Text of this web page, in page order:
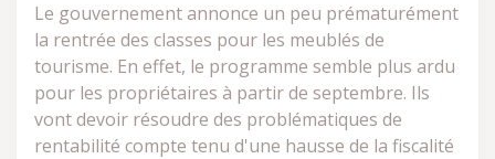
Le gouvernement annonce un peu prématurément
la rentrée des classes pour les meublés de
tourisme. En effet, le programme semble plus ardu
pour les propriétaires à partir de septembre. Ils
vont devoir résoudre des problématiques de
rentabilité compte tenu d'une hausse de la fiscalité